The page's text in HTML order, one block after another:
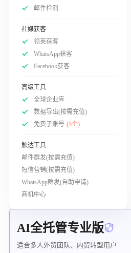
邮件检测
社媒获客
领英获客
WhatsApp获客
Facebook获客
高级工具
全球企业库
数据导出(按需充值)
免费子账号 (5个)
触达工具
邮件群发(按需充值)
短信营销(按需充值)
WhatsApp群发(自助申请)
商机中心
AI全托管专业版
适合多人外贸团队、内贸转型用户